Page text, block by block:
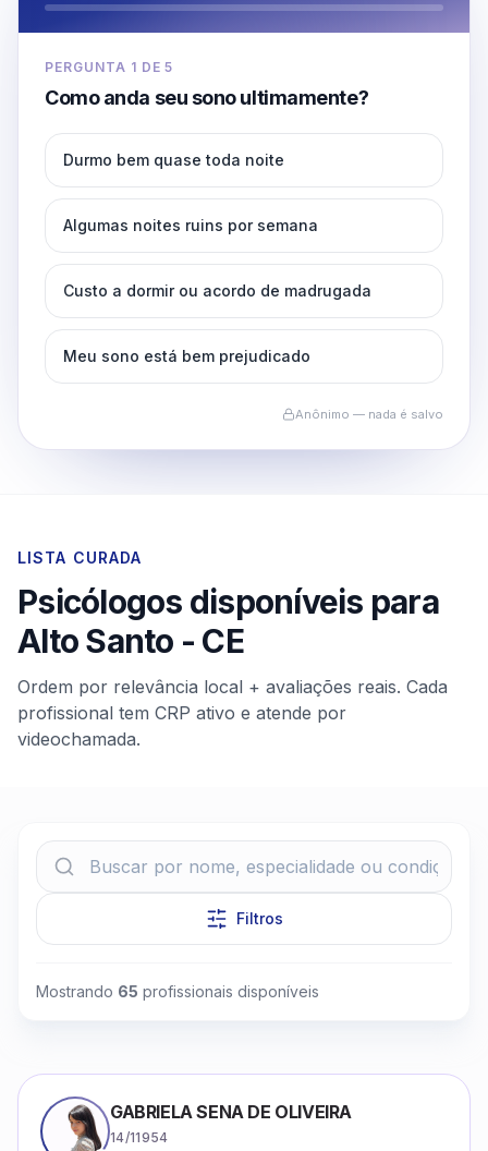
PERGUNTA 1 DE5
Como anda seu sono ultimamente?
Durmo bem quase toda noite
Algumas noites ruins por semana
Custo a dormir ou acordo de madrugada
Meu sono está bem prejudicado
Anônimo — nada é salvo
LISTA CURADA
Psicólogos disponíveis para
Alto Santo - CE
Ordem por relevância local + avaliações reais. Cada
profissional tem CRP ativo e atende por
videochamada.
Filtros
Mostrando 65 profissionais disponíveis
GABRIELA SENA DE OLIVEIRA
14/11954